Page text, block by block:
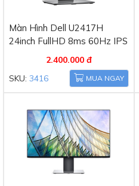
Màn Hình Dell U2417H
24inch FullHD 8ms 60Hz IPS
2.400.000 đ
SKU: 3416 MUA NGAY